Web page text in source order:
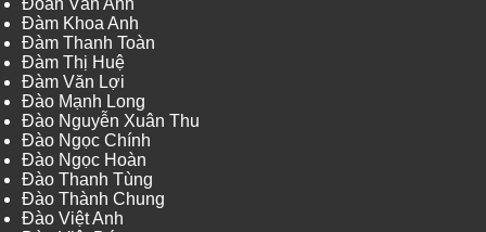
Đoàn Văn Anh
Đàm Khoa Anh
Đàm Thanh Toàn
Đàm Thị Huệ
Đàm Văn Lợi
Đào Mạnh Long
Đào Nguyễn Xuân Thu
Đào Ngọc Chính
Đào Ngọc Hoàn
Đào Thanh Tùng
Đào Thành Chung
Đào Việt Anh